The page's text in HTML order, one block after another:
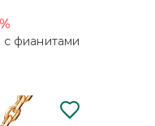
с фианитами